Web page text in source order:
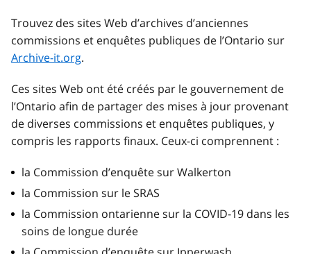
Trouvez des sites Web d’archives d’anciennes
commissions et enquêtes publiques de l’Ontario sur
Archive-it.org.
Ces sites Web ont été créés par le gouvernement de
l’Ontario afin de partager des mises à jour provenant
de diverses commissions et enquêtes publiques, y
compris les rapports finaux. Ceux-ci comprennent :
la Commission d’enquête sur Walkerton
la Commission sur le SRAS
la Commission ontarienne sur la COVID-19 dans les
soins de longue durée